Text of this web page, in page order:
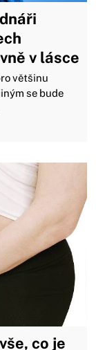
v lásce
většinu
se bude
co je